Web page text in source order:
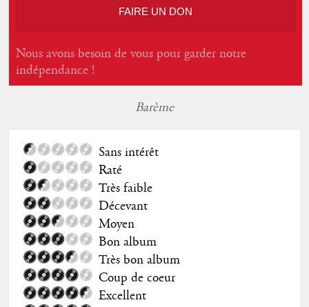
FAIRE UN DON
Nous avons besoin de vous pour garder notre
indépendance !
Barème
Sans intérêt
Raté
Très faible
Décevant
Moyen
Bon album
Très bon album
Coup de coeur
Excellent